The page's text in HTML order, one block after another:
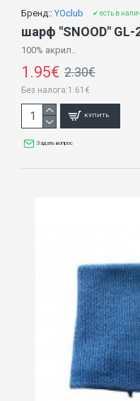
Бренд:: YOclub ✔ есть в
шарф "SNOOD" GL-
100% акрил..
1.95€ 2.30€
Без налога:1.61€
КУПИТЬ
Задать вопрос